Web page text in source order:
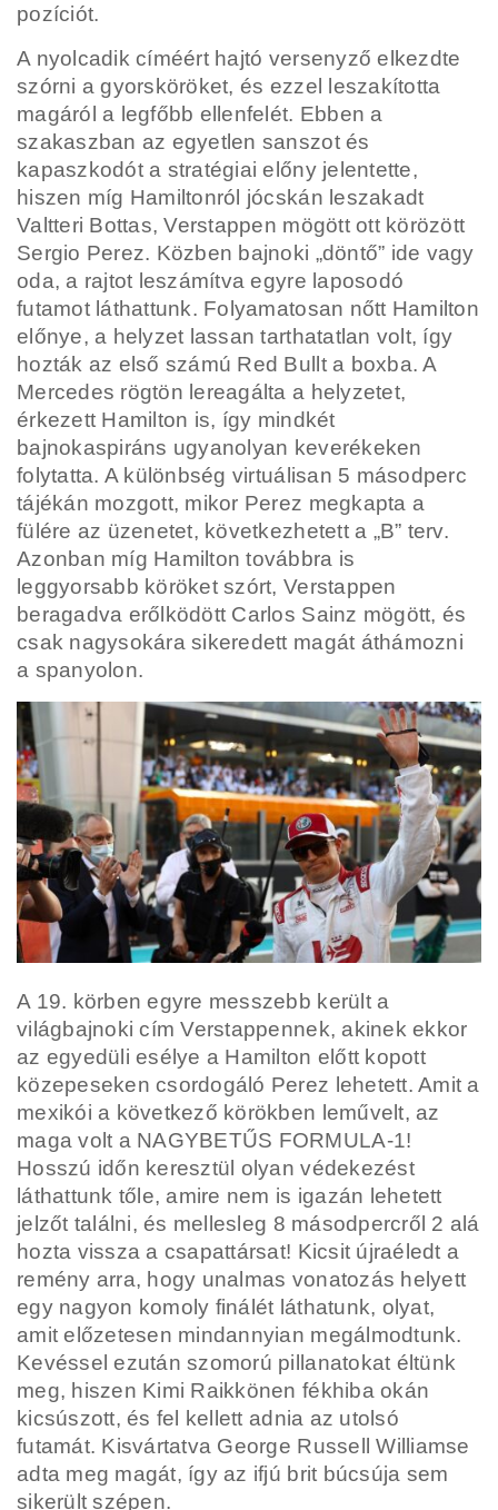
pozíciót.
A nyolcadik címéért hajtó versenyző elkezdte
szórni a gyorsköröket, és ezzel leszakította
magáról a legfőbb ellenfelét. Ebben a
szakaszban az egyetlen sanszot és
kapaszkodót a stratégiai előny jelentette,
hiszen míg Hamiltonról jócskán leszakadt
Valtteri Bottas, Verstappen mögött ott körözött
Sergio Perez. Közben bajnoki „döntő” ide vagy
oda, a rajtot leszámítva egyre laposodó
futamot láthattunk. Folyamatosan nőtt Hamilton
előnye, a helyzet lassan tarthatatlan volt, így
hozták az első számú Red Bullt a boxba. A
Mercedes rögtön lereagálta a helyzetet,
érkezett Hamilton is, így mindkét
bajnokaspiráns ugyanolyan keverékeken
folytatta. A különbség virtuálisan 5 másodperc
tájékán mozgott, mikor Perez megkapta a
fülére az üzenetet, következhetett a „B” terv.
Azonban míg Hamilton továbbra is
leggyorsabb köröket szórt, Verstappen
beragadva erőlködött Carlos Sainz mögött, és
csak nagysokára sikeredett magát áthámozni
a spanyolon.
A 19. körben egyre messzebb került a
világbajnoki cím Verstappennek, akinek ekkor
az egyedüli esélye a Hamilton előtt kopott
közepeseken csordogáló Perez lehetett. Amit a
mexikói a következő körökben leművelt, az
maga volt a NAGYBETŰS FORMULA-1!
Hosszú időn keresztül olyan védekezést
láthattunk tőle, amire nem is igazán lehetett
jelzőt találni, és mellesleg 8 másodpercről 2 alá
hozta vissza a csapattársat! Kicsit újraéledt a
remény arra, hogy unalmas vonatozás helyett
egy nagyon komoly finálét láthatunk, olyat,
amit előzetesen mindannyian megálmodtunk.
Kevéssel ezután szomorú pillanatokat éltünk
meg, hiszen Kimi Raikkönen fékhiba okán
kicsúszott, és fel kellett adnia az utolsó
futamát. Kisvártatva George Russell Williamse
adta meg magát, így az ifjú brit búcsúja sem
sikerült szépen.